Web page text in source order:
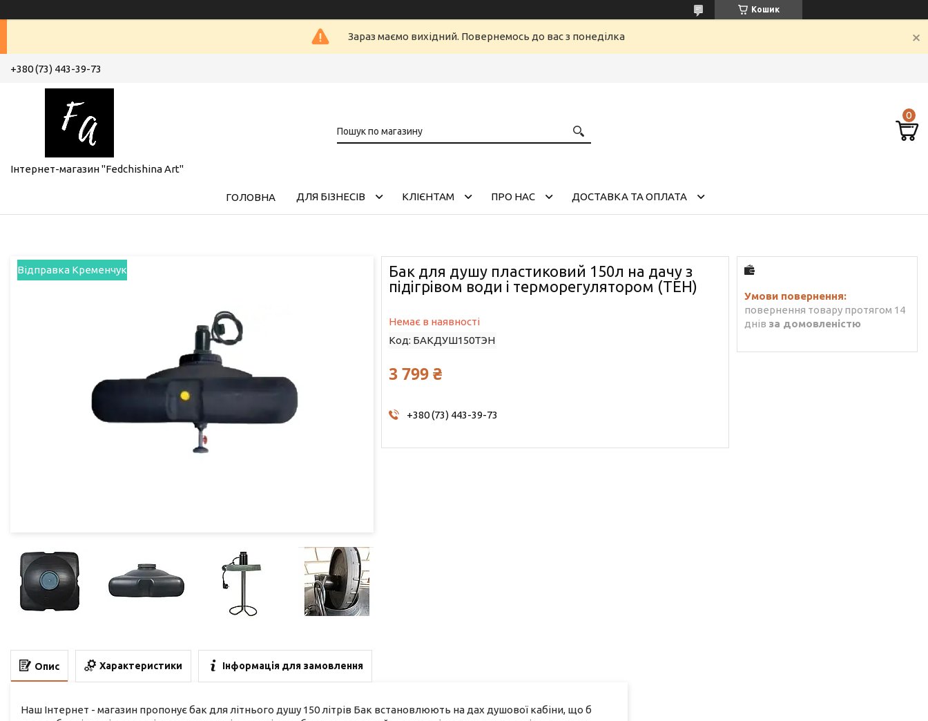
Кошик
Зараз маємо вихідний. Повернемось до вас з понеділка
+380 (73) 443-39-73
Інтернет-магазин "Fedchishina Art"
ГОЛОВНА ДЛЯ БІЗНЕСІВ КЛІЄНТАМ ПРО НАС ДОСТАВКА ТА ОПЛАТА
Відправка Кременчук
Бак для душу пластиковий 150л на дачу з
підігрівом води і терморегулятором (ТЕН)
Немає в наявності
Код: БАКДУШ150ТЭН
3 799 ₴
+380 (73) 443-39-73
повернення товару протягом 14
днів за домовленістю
Опис Характеристики Інформація для замовлення
Наш Інтернет - магазин пропонує бак для літнього душу 150 літрів Бак встановлюють на дах душової кабіни, що б